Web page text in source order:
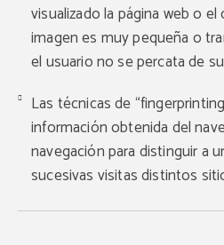
visualizado la página web o
imagen es muy pequeña o
el usuario no se percata de
Las técnicas de
información obtenida del
navegación para distinguir a
sucesivas visitas distintos